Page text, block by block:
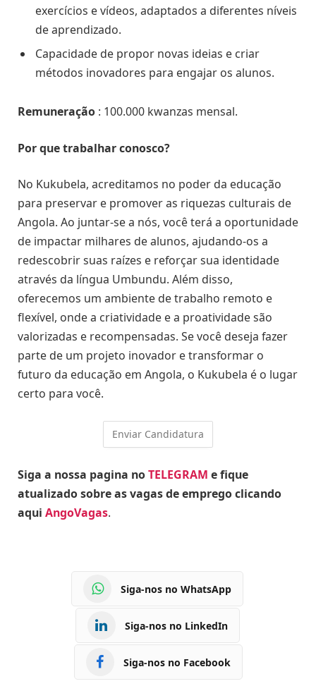
exercícios e vídeos, adaptados a diferentes níveis
de aprendizado.
Capacidade de propor novas ideias e criar
métodos inovadores para engajar os alunos.
Remuneração : 100.000 kwanzas mensal.
Por que trabalhar conosco?
No Kukubela, acreditamos no poder da educação
para preservar e promover as riquezas culturais de
Angola. Ao juntar-se a nós, você terá a oportunidade
de impactar milhares de alunos, ajudando-os a
redescobrir suas raízes e reforçar sua identidade
através da língua Umbundu. Além disso,
oferecemos um ambiente de trabalho remoto e
flexível, onde a criatividade e a proatividade são
valorizadas e recompensadas. Se você deseja fazer
parte de um projeto inovador e transformar o
futuro da educação em Angola, o Kukubela é o lugar
certo para você.
Siga a nossa pagina noTELEGRAM e fique
atualizado sobre as vagas de emprego clicando
aqui AngoVagas.
Siga-nos no WhatsApp
Siga-nos no LinkedIn
Siga-nos no Facebook